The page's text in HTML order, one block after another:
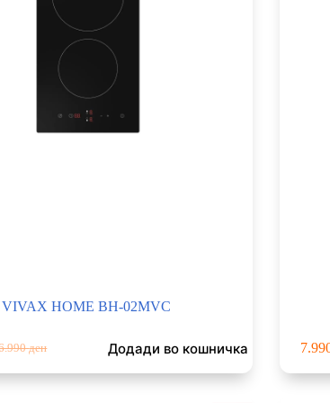
VIVAX HOME BH-02MVC
ден Додади во кошничка